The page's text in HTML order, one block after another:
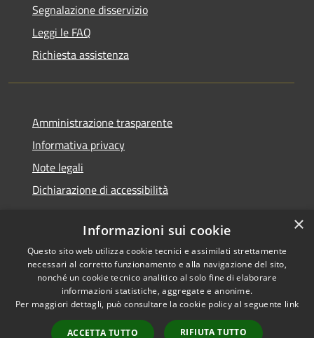
Segnalazione disservizio
Leggi le FAQ
Richiesta assistenza
Amministrazione trasparente
Informativa privacy
Note legali
Dichiarazione di accessibilità
RSS
Accessibilità
Cookie
Mappa del sito
Copyright © 2026 • Comune di
Castel Sant'Angelo • Powered
byMunicipium•
redazione
×
Informazioni sui cookie
Questo sito web utilizza cookie tecnici e assimilati strettamente
necessari al corretto funzionamento e alla navigazione del sito,
nonché un cookie tecnico analitico al solo fine di elaborare
informazioni statistiche, aggregate e anonime.
Per maggiori dettagli, può consultare la cookie policy al seguente link
ACCETTA TUTTO RIFIUTA TUTTO